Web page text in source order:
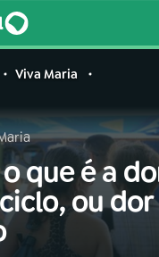
Buscar
Viva Maria
que é a
ou